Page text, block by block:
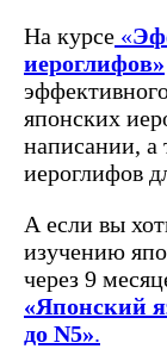
На курсе «
иероглифов»
японских
написании, а
иероглифов
А если вы
изучению
через 9
«Японский
до N5».